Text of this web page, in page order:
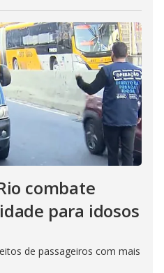
combate
para idosos
de passageiros com mais